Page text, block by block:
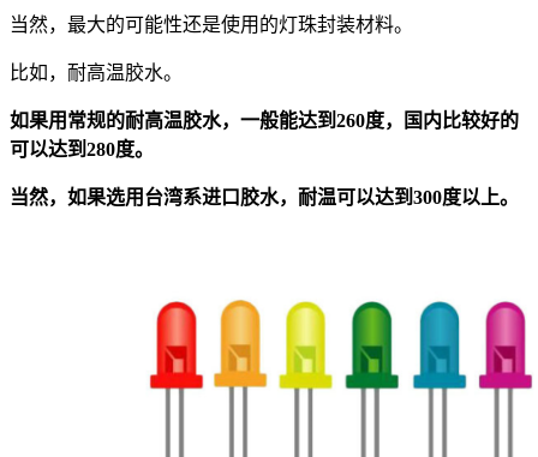
当然，最大的可能性还是使用的灯珠封装材料。
比如，耐高温胶水。
如果用常规的耐高温胶水，一般能达到260度，国内比较好的
可以达到280度。
当然，如果选用台湾系进口胶水，耐温可以达到300度以上。